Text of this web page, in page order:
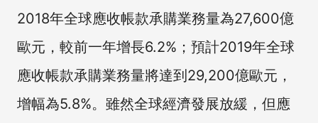
2018年全球應收帳款承購業務量為27,600億
歐元，較前一年增長6.2%；預計2019年全球
應收帳款承購業務量將達到29,200億歐元，
增幅為5.8%。雖然全球經濟發展放緩，但應